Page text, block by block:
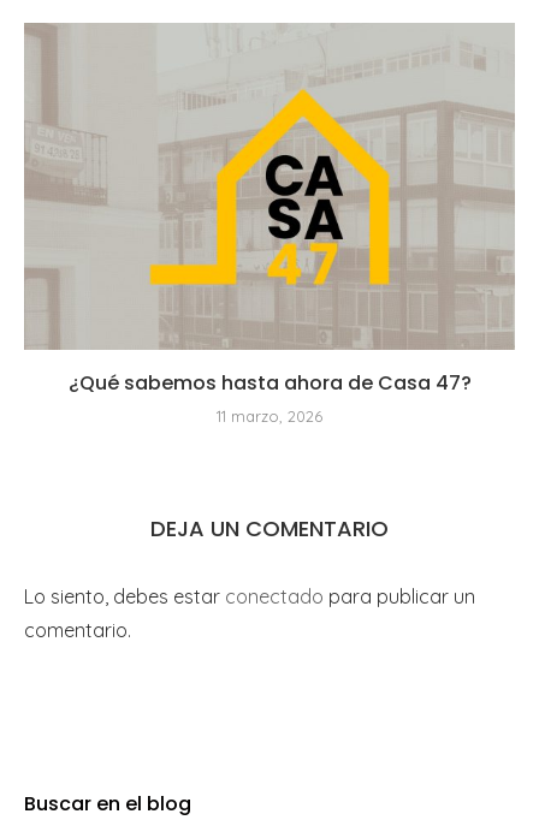
¿Qué sabemos hasta ahora de Casa 47?
11 marzo, 2026
DEJA UN COMENTARIO
Lo siento, debes estar conectado para publicar un
comentario.
Buscar en el blog